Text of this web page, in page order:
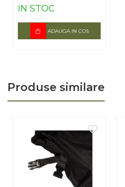
IN STOC
ADAUGA IN COS
Produse similare